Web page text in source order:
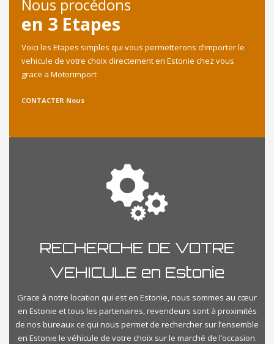
Nous procédons
en 3 Etapes
Voici les Etapes simples qui vous permetterons d’importer le
vehicule de votre choix directement en Estonie chez vous
grace a Motorimport
CONTACTER Nous
RECHERCHE DE VOTRE
VEHICULE en Estonie
Grace à notre location qui est en Estonie, nous sommes au cœur
en Estonie et tous les partenaires, revendeurs sont à proximités
de nos bureaux ce qui nous permet de rechercher sur l’ensemble
en Estonie le véhicule de votre choix sur le marché de l’occasion.